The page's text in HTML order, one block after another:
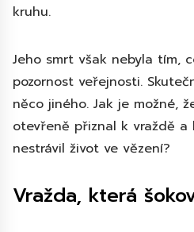
kruhu.
Jeho smrt však nebyla tím,
pozornost veřejnosti.
něco jiného. Jak je možné,
otevřeně přiznal k vraždě a
nestrávil život ve vězení?
Vražda, která